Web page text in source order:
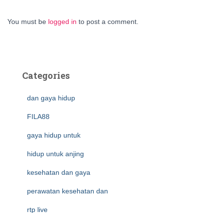
You must be logged in to post a comment.
Categories
dan gaya hidup
FILA88
gaya hidup untuk
hidup untuk anjing
kesehatan dan gaya
perawatan kesehatan dan
rtp live